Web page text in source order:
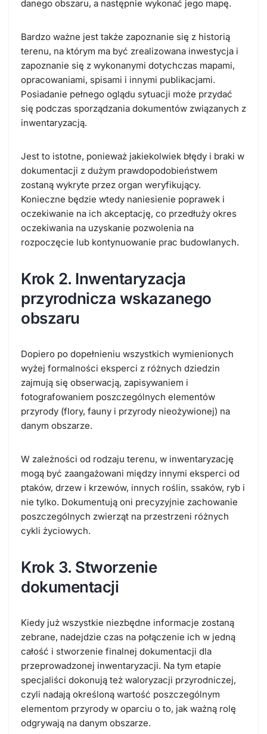
danego obszaru, a następnie wykonać jego mapę.
Bardzo ważne jest także zapoznanie się z historią
terenu, na którym ma być zrealizowana inwestycja i
zapoznanie się z wykonanymi dotychczas mapami,
opracowaniami, spisami i innymi publikacjami.
Posiadanie pełnego oglądu sytuacji może przydać
się podczas sporządzania dokumentów związanych z
inwentaryzacją.
Jest to istotne, ponieważ jakiekolwiek błędy i braki w
dokumentacji z dużym prawdopodobieństwem
zostaną wykryte przez organ weryfikujący.
Konieczne będzie wtedy naniesienie poprawek i
oczekiwanie na ich akceptację, co przedłuży okres
oczekiwania na uzyskanie pozwolenia na
rozpoczęcie lub kontynuowanie prac budowlanych.
Krok 2. Inwentaryzacja
przyrodnicza wskazanego
obszaru
Dopiero po dopełnieniu wszystkich wymienionych
wyżej formalności eksperci z różnych dziedzin
zajmują się obserwacją, zapisywaniem i
fotografowaniem poszczególnych elementów
przyrody (flory, fauny i przyrody nieożywionej) na
danym obszarze.
W zależności od rodzaju terenu, w inwentaryzację
mogą być zaangażowani między innymi eksperci od
ptaków, drzew i krzewów, innych roślin, ssaków, ryb i
nie tylko. Dokumentują oni precyzyjnie zachowanie
poszczególnych zwierząt na przestrzeni różnych
cykli życiowych.
Krok 3. Stworzenie
dokumentacji
Kiedy już wszystkie niezbędne informacje zostaną
zebrane, nadejdzie czas na połączenie ich w jedną
całość i stworzenie finalnej dokumentacji dla
przeprowadzonej inwentaryzacji. Na tym etapie
specjaliści dokonują też waloryzacji przyrodniczej,
czyli nadają określoną wartość poszczególnym
elementom przyrody w oparciu o to, jak ważną rolę
odgrywają na danym obszarze.